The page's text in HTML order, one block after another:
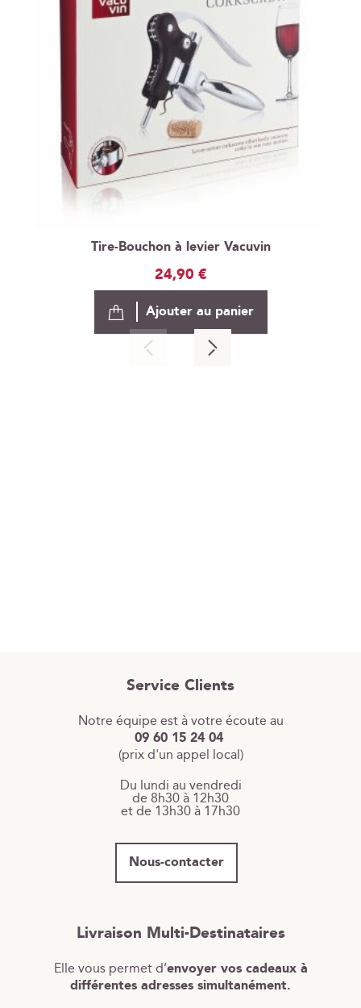
Tire-Bouchon à levier Vacuvin
24,90 €
Ajouter au panier
Service Clients
Notre équipe est à votre écoute au
09 60 15 24 04
(prix d'un appel local)
Du lundi au vendredi
de 8h30 à 12h30
et de 13h30 à 17h30
Nous-contacter
Livraison Multi-Destinataires
Elle vous permet d’envoyer vos cadeaux à
différentes adresses simultanément.